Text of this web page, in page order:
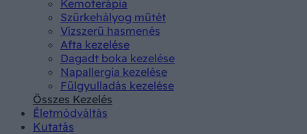
Kemoterápia
Szürkehályog műtét
Vízszerű hasmenés
Afta kezelése
Dagadt boka kezelése
Napallergia kezelése
Fülgyulladás kezelése
Összes Kezelés
Életmódváltás
Kutatás